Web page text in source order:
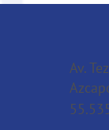
Av.